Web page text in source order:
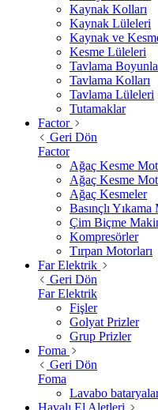
Kaynak Kolları
Kaynak Lüleleri
Kaynak ve
Kesme Lüleleri
Tavlama
Tavlama Kolları
Tavlama Lüleleri
Tutamaklar
Factor
Geri Dön
Factor
Ağaç Kesme
Ağaç Kesme
Ağaç Kesmeler
Basınçlı
Çim Biçme
Kompresörler
Tırpan Motorları
Far Elektrik
Geri Dön
Far Elektrik
Fişler
Golyat Prizler
Grup Prizler
Foma
Geri Dön
Foma
Lavabo
Havalı El Aletleri